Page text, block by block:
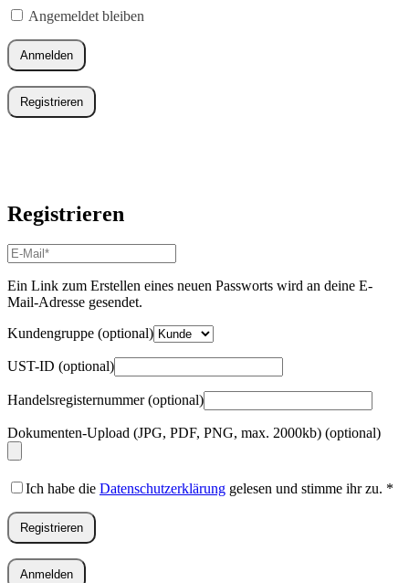
Angemeldet bleiben
Anmelden
Registrieren
Registrieren
E-
Mail-
Adresse*
Erforderlich
Ein Link zum Erstellen eines neuen Passworts wird an deine E-
Mail-Adresse gesendet.
Kundengruppe (optional)
UST-ID (optional)
Handelsregisternummer(optional)
Dokumenten-Upload (JPG, PDF, PNG, max. 2000kb) (optional)
Ich habe die Datenschutzerklärung gelesen und stimme ihr zu. *
Registrieren
Anmelden